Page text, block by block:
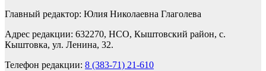
Главный редактор: Юлия Николаевна Глаголева
Адрес редакции: 632270, НСО, Кыштовский район, с.
Кыштовка, ул. Ленина, 32.
Телефон редакции: 8 (383-71) 21-610